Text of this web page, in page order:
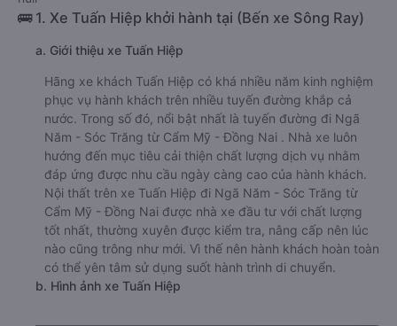
🚌 1. Xe Tuấn Hiệp khởi hành tại (Bến xe Sông Ray)
a. Giới thiệu xe Tuấn Hiệp
Hãng xe khách Tuấn Hiệp có khá nhiều năm kinh nghiệm
phục vụ hành khách trên nhiều tuyến đường khắp cả
nước. Trong số đó, nổi bật nhất là tuyến đường đi Ngã
Năm - Sóc Trăng từ Cẩm Mỹ - Đồng Nai . Nhà xe luôn
hướng đến mục tiêu cải thiện chất lượng dịch vụ nhằm
đáp ứng được nhu cầu ngày càng cao của hành khách.
Nội thất trên xe Tuấn Hiệp đi Ngã Năm - Sóc Trăng từ
Cẩm Mỹ - Đồng Nai được nhà xe đầu tư với chất lượng
tốt nhất, thường xuyên được kiểm tra, nâng cấp nên lúc
nào cũng trông như mới. Vì thế nên hành khách hoàn toàn
có thể yên tâm sử dụng suốt hành trình di chuyển.
b. Hình ảnh xe Tuấn Hiệp